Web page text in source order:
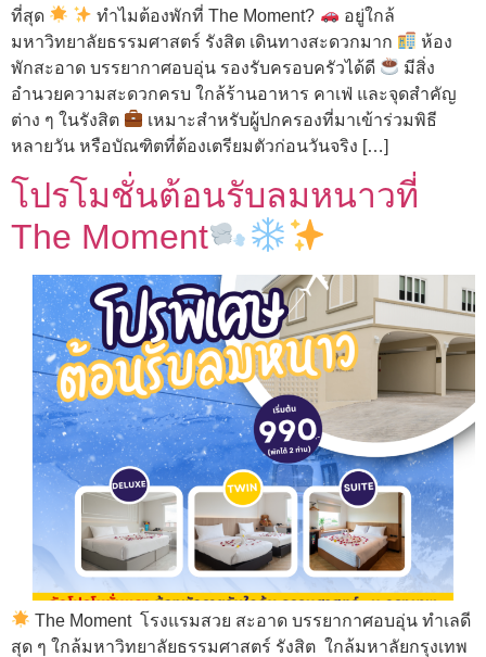
ที่สุด
ทำไมต้องพักที่ The Moment?
อยู่ใกล้
มหาวิทยาลัยธรรมศาสตร์ รังสิต เดินทางสะดวกมาก
ห้อง
พักสะอาด บรรยากาศอบอุ่น รองรับครอบครัวได้ดี
มีสิ่ง
อำนวยความสะดวกครบ ใกล้ร้านอาหาร คาเฟ่ และจุดสำคัญ
ต่าง ๆ ในรังสิต
เหมาะสำหรับผู้ปกครองที่มาเข้าร่วมพิธี
หลายวัน หรือบัณฑิตที่ต้องเตรียมตัวก่อนวันจริง […]
โปรโมชั่นต้อนรับลมหนาวที่
The Moment
The Moment โรงแรมสวย สะอาด บรรยากาศอบอุ่น ทำเลดี
สุด ๆ ใกล้มหาวิทยาลัยธรรมศาสตร์ รังสิต ใกล้มหาลัยกรุงเทพ